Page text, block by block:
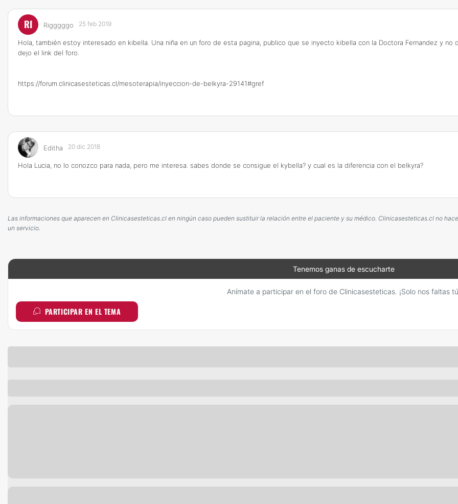
RI Rigggggo 25 feb 2019
Hola, también estoy interesado en kibella. Una niña en un foro de esta pagina, publico que se inyecto kibella con la Doctora Fernandez y
dejo el link del foro.
https://forum.clinicasesteticas.cl/mesoterapia/inyeccion-de-belkyra-29141#gref
Editha 20 dic 2018
Hola Lucia, no lo conozco para nada, pero me interesa. sabes donde se consigue el kybella? y cual es la diferencia con el belkyra?
Las informaciones que aparecen en Clinicasesteticas.cl en ningún caso pueden sustituir la relación entre el paciente y su médico. Clinicasesteticas.cl no
un servicio.
Tenemos ganas de escucharte
Anímate a participar en el foro de Clinicasesteticas. ¡Solo nos faltas
PARTICIPAR EN EL TEMA